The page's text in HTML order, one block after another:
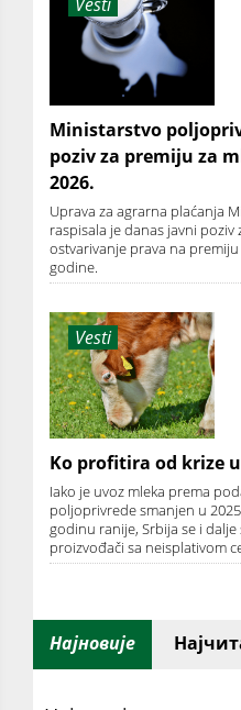
Ministarstvo
poziv za premiju za
2026.
Uprava za agrarna plaćanja
raspisala je danas javni
ostvarivanje prava na
godine.
Vesti
Ko profitira od krize
Iako je uvoz mleka prema
poljoprivrede smanjen u
godinu ranije, Srbija se i dalje
proizvođači sa neisplativom
Најновије